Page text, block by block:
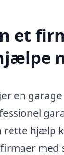
et
en
rette hjælp
med